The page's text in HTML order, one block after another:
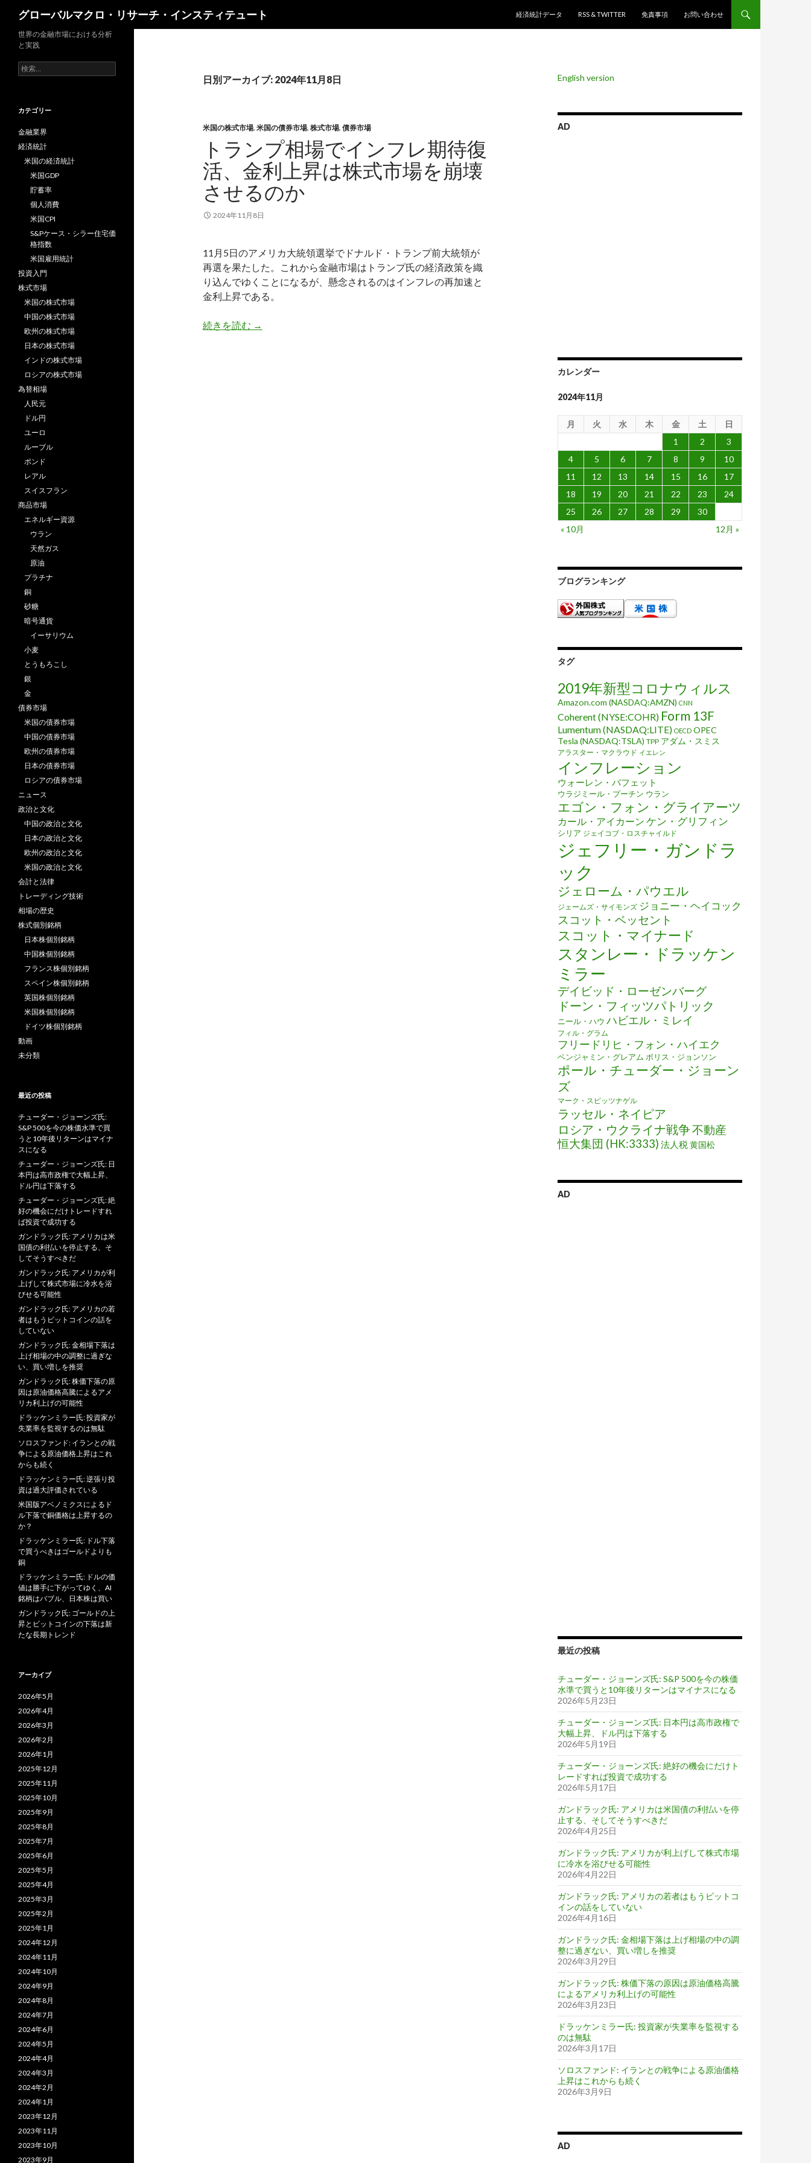
グローバルマクロ・リサーチ・インスティテュート
経済統計データ
RSS & TWITTER 免責事項 お問い合わせ
日別アーカイブ: 2024年11月8日
米国の株式市場, 米国の債券市場, 株式市場, 債券市場
トランプ相場でインフレ期待復
活、金利上昇は株式市場を崩壊
させるのか
2024年11月8日
11月5日のアメリカ大統領選挙でドナルド・トランプ前大統領が
再選を果たした。これから金融市場はトランプ氏の経済政策を織
り込んでゆくことになるが、懸念されるのはインフレの再加速と
金利上昇である。
続きを読む トランプ相場でインフレ期待復活、金利上昇は株式市場を崩壊させるのか
→
English version
AD
カレンダー
2024年11月
月 火 水 木 金 土
日
1
2
3
4
5 6 7 8 9
10
11
12 13 14 15 16
17
18
19 20 21 22 23
24
25
26 27 28 29
30
« 10月
12月 »
ブログランキング
タグ
2019年新型コロナウィルス
Amazon.com (NASDAQ:AMZN) CNN
Coherent (NYSE:COHR) Form 13F
Lumentum (NASDAQ:LITE) OECD OPEC
Tesla (NASDAQ:TSLA) TPP アダム・スミス
アラスター・マクラウド イエレン
インフレーション
ウォーレン・バフェット
ウラジミール・プーチン ウラン
エゴン・フォン・グライアーツ
カール・アイカーン ケン・グリフィン
シリア ジェイコブ・ロスチャイルド
ジェフリー・ガンドラ
ック
ジェローム・パウエル
ジェームズ・サイモンズ ジョニー・ヘイコック
スコット・ベッセント
スコット・マイナード
スタンレー・ドラッケン
ミラー
デイビッド・ローゼンバーグ
ドーン・フィッツパトリック
ニール・ハウ ハビエル・ミレイ
フィル・グラム
フリードリヒ・フォン・ハイエク
ベンジャミン・グレアム ボリス・ジョンソン
ポール・チューダー・ジョーン
ズ
マーク・スピッツナゲル
ラッセル・ネイピア
ロシア・ウクライナ戦争不動産
恒大集団 (HK:3333) 法人税黄国松
AD
最近の投稿
チューダー・ジョーンズ氏: S&P 500を今の株価
水準で買うと10年後リターンはマイナスになる
2026年5月23日
チューダー・ジョーンズ氏: 日本円は高市政権で
大幅上昇、ドル円は下落する
2026年5月19日
チューダー・ジョーンズ氏: 絶好の機会にだけト
レードすれば投資で成功する
2026年5月17日
ガンドラック氏: アメリカは米国債の利払いを停
止する、そしてそうすべきだ
2026年4月25日
ガンドラック氏: アメリカが利上げして株式市場
に冷水を浴びせる可能性
2026年4月22日
ガンドラック氏: アメリカの若者はもうビットコ
インの話をしていない
2026年4月16日
ガンドラック氏: 金相場下落は上げ相場の中の調
整に過ぎない、買い増しを推奨
2026年3月29日
ガンドラック氏: 株価下落の原因は原油価格高騰
によるアメリカ利上げの可能性
2026年3月23日
ドラッケンミラー氏: 投資家が失業率を監視する
のは無駄
2026年3月17日
ソロスファンド: イランとの戦争による原油価格
上昇はこれからも続く
2026年3月9日
AD
世界の金融市場における分析
と実践
検
索:
カテゴリー
金融業界
経済統計
米国の経済統計
米国GDP
貯蓄率
個人消費
米国CPI
S&Pケース・シラー住宅価
格指数
米国雇用統計
投資入門
株式市場
米国の株式市場
中国の株式市場
欧州の株式市場
日本の株式市場
インドの株式市場
ロシアの株式市場
為替相場
人民元
ドル円
ユーロ
ルーブル
ポンド
レアル
スイスフラン
商品市場
エネルギー資源
ウラン
天然ガス
原油
プラチナ
銅
砂糖
暗号通貨
イーサリウム
小麦
とうもろこし
銀
金
債券市場
米国の債券市場
中国の債券市場
欧州の債券市場
日本の債券市場
ロシアの債券市場
ニュース
政治と文化
中国の政治と文化
日本の政治と文化
欧州の政治と文化
米国の政治と文化
会計と法律
トレーディング技術
相場の歴史
株式個別銘柄
日本株個別銘柄
中国株個別銘柄
フランス株個別銘柄
スペイン株個別銘柄
英国株個別銘柄
米国株個別銘柄
ドイツ株個別銘柄
動画
未分類
最近の投稿
チューダー・ジョーンズ氏:
S&P 500を今の株価水準で買
うと10年後リターンはマイナ
スになる
チューダー・ジョーンズ氏: 日
本円は高市政権で大幅上昇、
ドル円は下落する
チューダー・ジョーンズ氏: 絶
好の機会にだけトレードすれ
ば投資で成功する
ガンドラック氏: アメリカは米
国債の利払いを停止する、そ
してそうすべきだ
ガンドラック氏: アメリカが利
上げして株式市場に冷水を浴
びせる可能性
ガンドラック氏: アメリカの若
者はもうビットコインの話を
していない
ガンドラック氏: 金相場下落は
上げ相場の中の調整に過ぎな
い、買い増しを推奨
ガンドラック氏: 株価下落の原
因は原油価格高騰によるアメ
リカ利上げの可能性
ドラッケンミラー氏: 投資家が
失業率を監視するのは無駄
ソロスファンド: イランとの戦
争による原油価格上昇はこれ
からも続く
ドラッケンミラー氏: 逆張り投
資は過大評価されている
米国版アベノミクスによるド
ル下落で銅価格は上昇するの
か？
ドラッケンミラー氏: ドル下落
で買うべきはゴールドよりも
銅
ドラッケンミラー氏: ドルの価
値は勝手に下がってゆく、AI
銘柄はバブル、日本株は買い
ガンドラック氏: ゴールドの上
昇とビットコインの下落は新
たな長期トレンド
アーカイブ
2026年5月
2026年4月
2026年3月
2026年2月
2026年1月
2025年12月
2025年11月
2025年10月
2025年9月
2025年8月
2025年7月
2025年6月
2025年5月
2025年4月
2025年3月
2025年2月
2025年1月
2024年12月
2024年11月
2024年10月
2024年9月
2024年8月
2024年7月
2024年6月
2024年5月
2024年4月
2024年3月
2024年2月
2024年1月
2023年12月
2023年11月
2023年10月
2023年9月